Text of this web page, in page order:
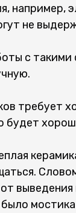
например,
не
с
требует